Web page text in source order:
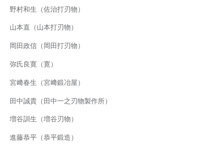
野村和生（佐治打刃物）
山本直（山本打刃物）
岡田政信（岡田打刃物）
弥氏良寛（寛）
宮﨑春生（宮﨑鍛冶屋）
田中誠貴（田中一之刃物製作所）
増谷訓生（増谷刃物）
進藤恭平（恭平鍛造）